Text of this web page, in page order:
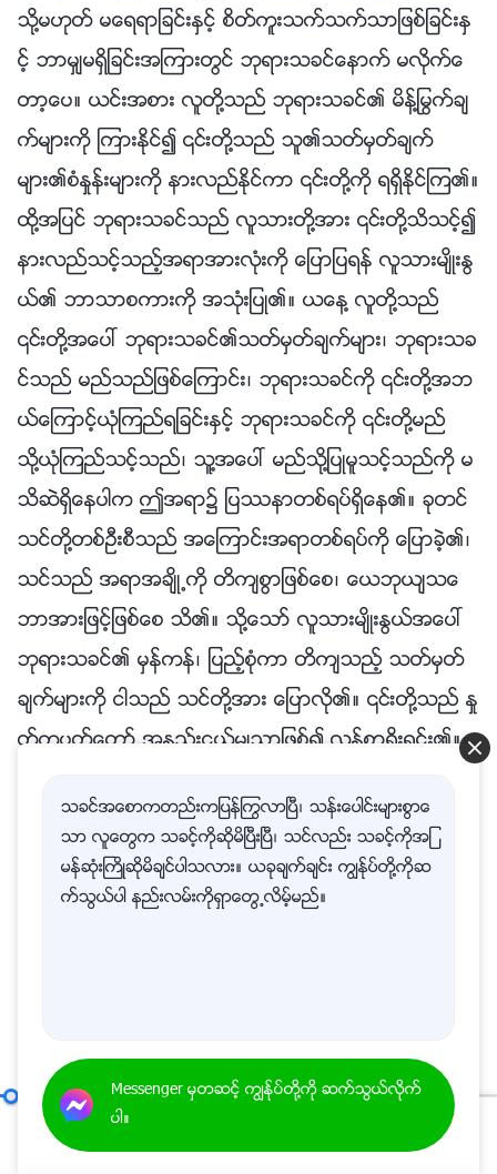
သို႔မဟုတ္ မေရရာျခင္းႏွင့္ စိတ္ကူးသက္သက္သာျဖစ္ျခင္းႏွ
င့္ ဘာမွ်မရွိျခင္းအၾကားတြင္ ဘုရားသခင္ေနာက္ မလိုက္ေ
တာ့ေပ။ ယင္းအစား လူတို႔သည္ ဘုရားသခင္၏ မိန္႔ႁမြက္ခ်
က္မ်ားကို ၾကားႏိုင္၍ ၎တို႔သည္ သူ၏သတ္မွတ္ခ်က္
မ်ား၏စံႏႈန္းမ်ားကို နားလည္ႏိုင္ကာ ၎တို႔ကို ရရွိႏိုင္ၾက၏။
ထို႔အျပင္ ဘုရားသခင္သည္ လူသားတို႔အား ၎တို႔သိသင့္၍
နားလည္သင့္သည့္အရာအားလုံးကို ေျပာျပရန္ လူသားမ်ိဳးႏြ
ယ္၏ ဘာသာစကားကို အသုံးျပဳ၏။ ယေန႔ လူတို႔သည္
၎တို႔အေပၚ ဘုရားသခင္၏သတ္မွတ္ခ်က္မ်ား၊ ဘုရားသခ
င္သည္ မည္သည္ျဖစ္ေၾကာင္း၊ ဘုရားသခင္ကို ၎တို႔အဘ
ယ္ေၾကာင့္ယုံၾကည္ရျခင္းႏွင့္ ဘုရားသခင္ကို ၎တို႔မည္
သို႔ယုံၾကည္သင့္သည္၊ သူ႔အေပၚ မည္သို႔ျပဳမူသင့္သည္ကို မ
သိဆဲရွိေနပါက ဤအရာ၌ ျပႆနာတစ္ရပ္ရွိေန၏။ ခုတင္
သင္တို႔တစ္ဦးစီသည္ အေၾကာင္းအရာတစ္ရပ္ကို ေျပာခဲ့၏၊
သင္သည္ အရာအခ်ိဳ႕ကို တိက်စြာျဖစ္ေစ၊ ေယဘုယ်သေ
ဘာအားျဖင့္ျဖစ္ေစ သိ၏။ သို႔ေသာ္ လူသားမ်ိဳးႏြယ္အေပၚ
ဘုရားသခင္၏ မွန္ကန္၊ ျပည့္စုံကာ တိက်သည့္ သတ္မွတ္
ခ်က္မ်ားကို ငါသည္ သင္တို႔အား ေျပာလို၏။ ၎တို႔သည္ ႏႈ
တ္ကပတ္ေတာ္ အနည္းငယ္မွ်သာျဖစ္၍ လြန္စြာ႐ိုးရွင္း၏။
သားမ်ိဳးႏြယ္ႏွင့္ သူ႔ေနာက္လိုက္ေသာ သူမ်ားအေပၚ
ဘုရား၏ မွန္ကန္ေသာ သတ္မွတ္ခ်က္မ်ားမွာ ေအာက္ပါအ
တိုင္းျဖစ္၏- ဘုရားသခင္သည္ သူ႔ေနာက္သို႔လိုက္ေသာသူ
င္းဆိုထား၏။
ဤအရာငါးခုတြင္ လူတို႔သည္ ဘုရားသခင္အား ေမးခြ
သခင္အေစာကတည္းကျပန္ႂကြလာၿပီ၊ သန္းေပါင္းမ်ားစြာေ
သာ လူေတြက သခင့္ကိုဆိုမိၿပီးၿပီ၊ သင္လည္း သခင့္ကိုအျ
မန္ဆုံးႀကိဳဆိုမိခ်င္ပါသလား။ ယခုခ်က္ခ်င္း ကြၽန္ုပ္တို႔ကိုဆ
က္သြယ္ပါ နည္းလမ္းကိုရွာေတြ႕လိမ့္မည္။
Messenger မွတဆင့္ ကြၽန္ုပ္တို႔ကို ဆက္သြယ္လိုက္
ပါ။
အတုမရွိ ဘုရားသခင္ကိုယ္ေတာ္တိုင္ (၁၀)
00:20 53:23